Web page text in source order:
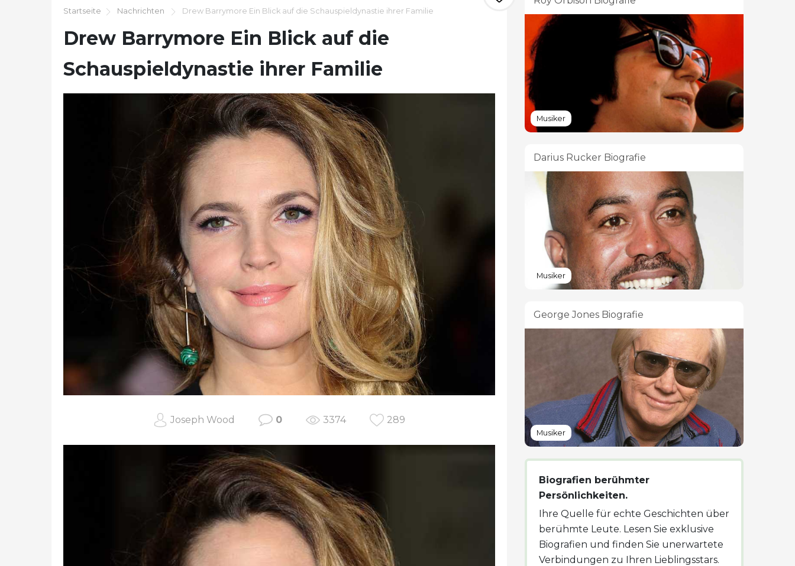
Startseite Nachrichten Drew Barrymore Ein Blick auf die Schauspieldynastie ihrer Familie
Drew Barrymore Ein Blick auf die
Schauspieldynastie ihrer Familie
Joseph Wood 0 3374 289
Musiker
Darius Rucker Biografie
Musiker
George Jones Biografie
Musiker
Biografien berühmter
Persönlichkeiten.
Ihre Quelle für echte Geschichten über
berühmte Leute. Lesen Sie exklusive
Biografien und finden Sie unerwartete
Verbindungen zu Ihren Lieblingsstars.